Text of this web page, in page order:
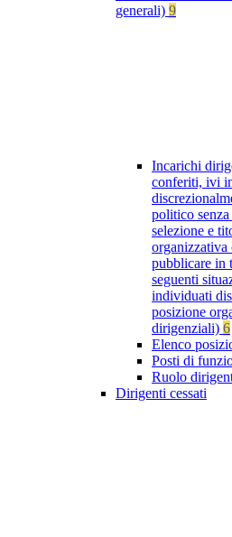
generali) 9
Incarichi
conferiti, ivi
politico
selezione e
pubblicare in
seguenti
individuati
posizione
dirigenziali) 6
Elenco
Posti di
Ruolo
Dirigenti cessati